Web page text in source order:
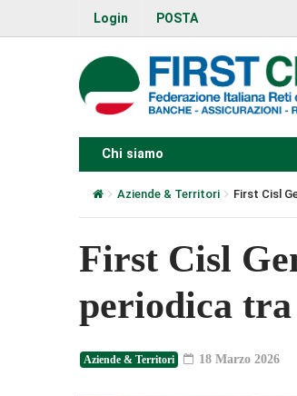
Login POSTA
Chi siamo
Aziende & Territori First Cisl
First Cisl
periodica tra
Aziende & Territori 18 Marzo 2026